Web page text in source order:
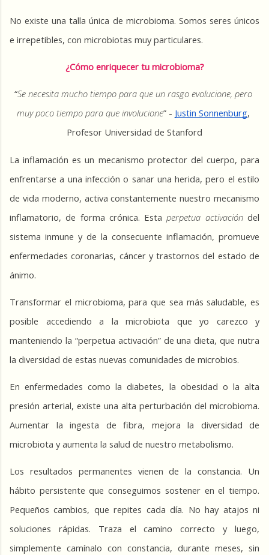
No existe una talla única de microbioma. Somos seres únicos
e irrepetibles, con microbiotas muy particulares.
¿Cómo enriquecer tu microbioma?
“Se necesita mucho tiempo para que un rasgo evolucione, pero
muy poco tiempo para que involucione” - Justin Sonnenburg,
Profesor Universidad de Stanford
La inflamación es un mecanismo protector del cuerpo, para
enfrentarse a una infección o sanar una herida, pero el estilo
de vida moderno, activa constantemente nuestro mecanismo
inflamatorio, de forma crónica. Esta perpetua activación del
sistema inmune y de la consecuente inflamación, promueve
enfermedades coronarias, cáncer y trastornos del estado de
ánimo.
Transformar el microbioma, para que sea más saludable, es
posible accediendo a la microbiota que yo carezco y
manteniendo la “perpetua activación” de una dieta, que nutra
la diversidad de estas nuevas comunidades de microbios.
En enfermedades como la diabetes, la obesidad o la alta
presión arterial, existe una alta perturbación del microbioma.
Aumentar la ingesta de fibra, mejora la diversidad de
microbiota y aumenta la salud de nuestro metabolismo.
Los resultados permanentes vienen de la constancia. Un
hábito persistente que conseguimos sostener en el tiempo.
Pequeños cambios, que repites cada día. No hay atajos ni
soluciones rápidas. Traza el camino correcto y luego,
simplemente camínalo con constancia, durante meses, sin